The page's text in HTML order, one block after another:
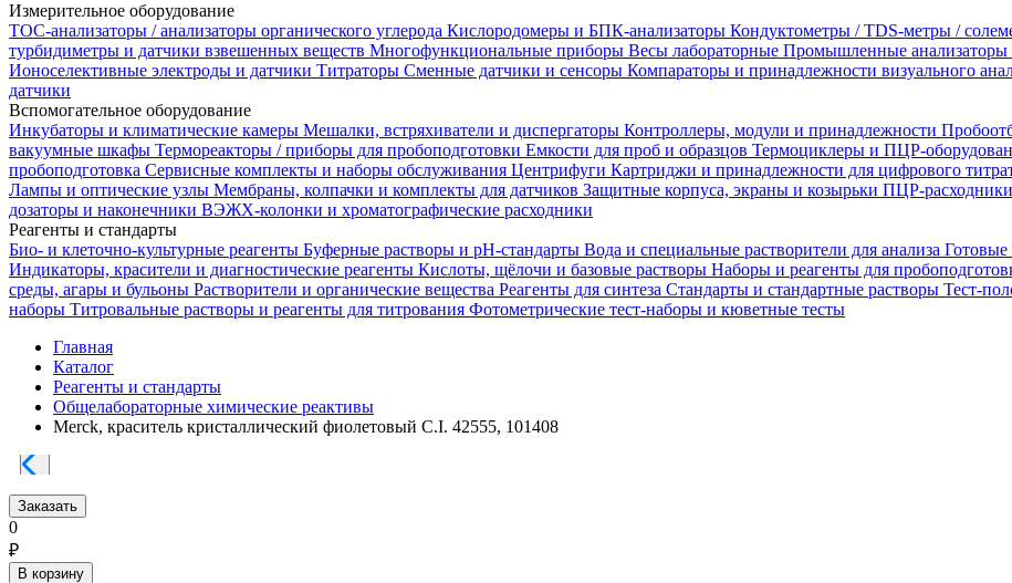
Измерительное оборудование
TOC-анализаторы / анализаторы органического углерода Кислородомеры и БПК-анализаторы Кондуктометры / TDS-метры /
турбидиметры и датчики взвешенных веществ Многофункциональные приборы Весы лабораторные Промышленные анализаторы
Ионоселективные электроды и датчики Титраторы Сменные датчики и сенсоры Компараторы и принадлежности визуального
датчики
Вспомогательное оборудование
Инкубаторы и климатические камеры Мешалки, встряхиватели и диспергаторы Контроллеры, модули и принадлежности
вакуумные шкафы Термореакторы / приборы для пробоподготовки Емкости для проб и образцов Термоциклеры и ПЦР-
пробоподготовка Сервисные комплекты и наборы обслуживания Центрифуги Картриджи и принадлежности для цифрового
Лампы и оптические узлы Мембраны, колпачки и комплекты для датчиков Защитные корпуса, экраны и козырьки ПЦР-расходники
дозаторы и наконечники ВЭЖХ-колонки и хроматографические расходники
Реагенты и стандарты
Био- и клеточно-культурные реагенты Буферные растворы и pH-стандарты Вода и специальные растворители для анализа Готовые
Индикаторы, красители и диагностические реагенты Кислоты, щёлочи и базовые растворы Наборы и реагенты для
среды, агары и бульоны Растворители и органические вещества Реагенты для синтеза Стандарты и стандартные растворы Тест-
наборы Титровальные растворы и реагенты для титрования Фотометрические тест-наборы и кюветные тесты
Главная
Каталог
Реагенты и стандарты
Общелабораторные химические реактивы
Merck, краситель кристаллический фиолетовый C.I. 42555, 101408
Заказать
0
₽
В корзину